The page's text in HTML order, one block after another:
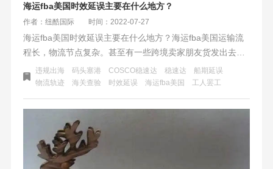
海运fba美国时效延误主要在什么地方？
作者：纽酷国际 时间：2022-07-27
海运fba美国时效延误主要在什么地方？海运fba美国运输流
程长，物流节点复杂。甚至有一些跨境卖家朋友货发出去
了，查不到物流轨迹，不知道自己发的货在哪个环境出现了
延误。出现延误通常会分成两类：一种是客观因素，一种是
违规出海 码头塞港 COSCO稳速达 稳速达
船期延误
物流轨迹
海关查验 时效延误 海运fba美国 工人罢工